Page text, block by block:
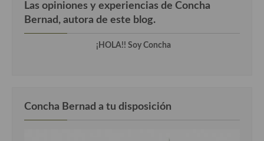
Las opiniones y experiencias de Concha
Bernad, autora de este blog.
¡HOLA!! Soy Concha
Concha Bernad a tu disposición